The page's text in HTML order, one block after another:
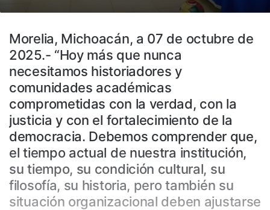
Morelia, Michoacán, a 07 de octubre de
2025.- “Hoy más que nunca
necesitamos historiadores y
comunidades académicas
comprometidas con la verdad, con la
justicia y con el fortalecimiento de la
democracia. Debemos comprender que,
el tiempo actual de nuestra institución,
su tiempo, su condición cultural, su
filosofía, su historia, pero también su
situación organizacional deben ajustarse